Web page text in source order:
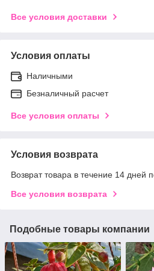
Все условия доставки
Условия оплаты
Наличными
Безналичный расчет
Все условия оплаты
Условия возврата
Возврат товара в течение 14 дней
Все условия возврата
Подобные товары компании